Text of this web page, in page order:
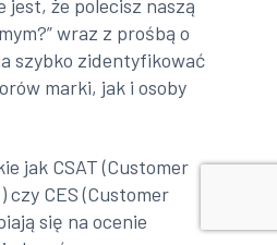
jest, że polecisz naszą
wraz z prośbą o
szybko zidentyfikować
marki, jak i osoby
jak CSAT (Customer
CES (Customer
się na ocenie